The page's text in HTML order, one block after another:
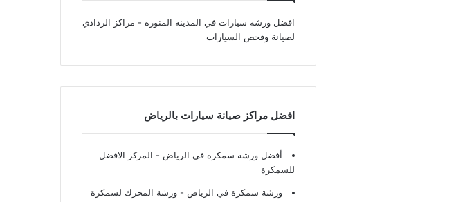
افضل ورشة سيارات في المدينة المنورة - مراكز الردادي
لصيانة وفحص السيارات
افضل مراكز صيانة سيارات بالرياض
أفضل ورشة سمكرة في الرياض - المركز الافضل
للسمكرة
ورشة سمكرة في الرياض - ورشة المحرك لسمكرة